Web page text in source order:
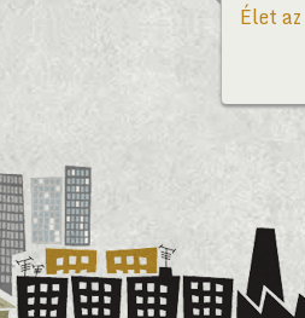
Élet